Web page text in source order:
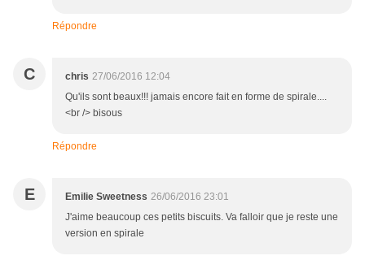
Répondre
C chris 27/06/2016 12:04
Qu'ils sont beaux!!! jamais encore fait en forme de spirale....
<br /> bisous
Répondre
E Emilie Sweetness 26/06/2016 23:01
J'aime beaucoup ces petits biscuits. Va falloir que je reste une
version en spirale